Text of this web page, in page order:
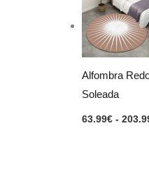
Alfombra
Soleada
63.99€ -